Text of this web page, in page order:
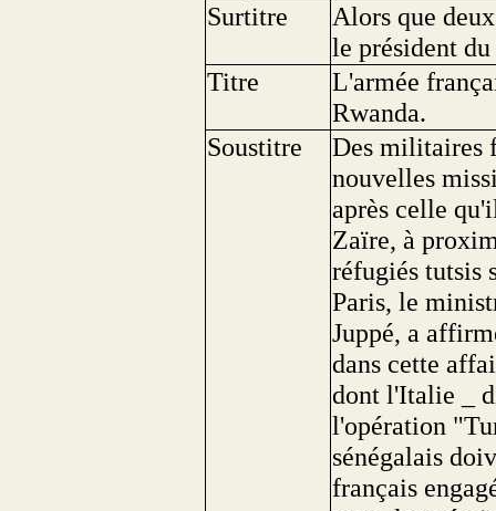
Surtitre
Alors que
le président du
Titre
L'armée
Rwanda.
Soustitre
Des militaires
nouvelles
après celle
Zaïre, à
réfugiés tutsis
Paris, le
Juppé, a
dans cette
dont l'Italie _
l'opération
sénégalais
français